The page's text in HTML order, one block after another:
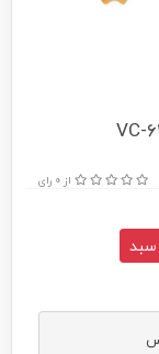
از 0 رای
سبد